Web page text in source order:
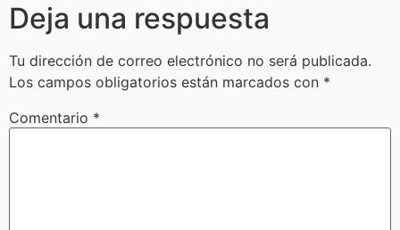
Deja una respuesta
Tu dirección de correo electrónico no será publicada.
Los campos obligatorios están marcados con *
Comentario *